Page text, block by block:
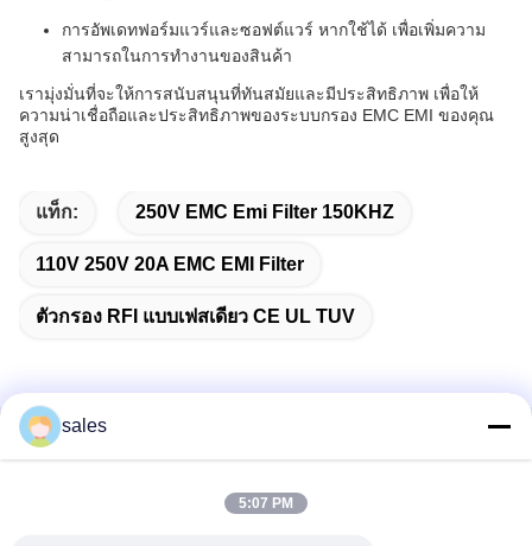
การอัพเดทฟอร์มแวร์และซอฟต์แวร์ หากใช้ได้ เพื่อเพิ่มความ
สามารถในการทํางานของสินค้า
เรามุ่งมั่นที่จะให้การสนับสนุนที่ทันสมัยและมีประสิทธิภาพ เพื่อให้
ความน่าเชื่อถือและประสิทธิภาพของระบบกรอง EMC EMI ของคุณ
สูงสุด
แท็ก: 250V EMC Emi Filter 150KHZ
110V 250V 20A EMC EMI Filter
ตัวกรอง RFI แบบเฟสเดียว CE UL TUV
ติดต่อเร็ว
sales
5:07 PM